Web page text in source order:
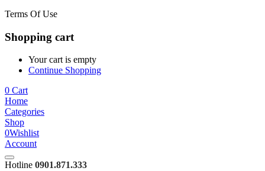
Terms Of Use
Shopping cart
Your cart is empty
Continue Shopping
0 Cart
Home
Categories
Shop
0Wishlist
Account
Hotline 0901.871.333